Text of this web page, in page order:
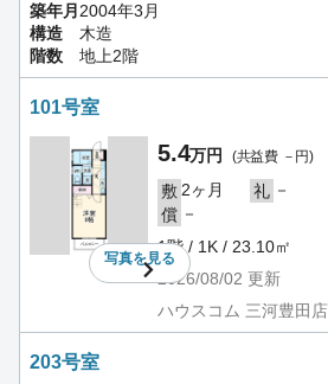
築年月 2004年3月
構造
木造
階数
地上2階
101号室
写真を見る
5.4万円 (共益費 －円)
敷 2ヶ月 礼 －
償 －
1階 / 1K / 23.10㎡
2026/08/02 更新
ハウスコム 三河豊田店
203号室